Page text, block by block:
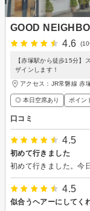
GOOD
4.6
(10
【赤塚駅から徒歩15分
ザインします！
アクセス：JR常磐線 赤
◎ 本日空席あり ポイン
口コミ
4.5
初めて行きました
4.5
似合うヘアーにしてく